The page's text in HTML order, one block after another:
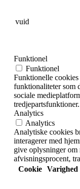
vuid
Funktionel
Funktionel
Funktionelle
funktionaliteter som
sociale
tredjepartsfunktioner.
Analytics
Analytics
Analytiske cookies
interagerer med
give oplysninger om
afvisningsprocent,
Cookie Varighed